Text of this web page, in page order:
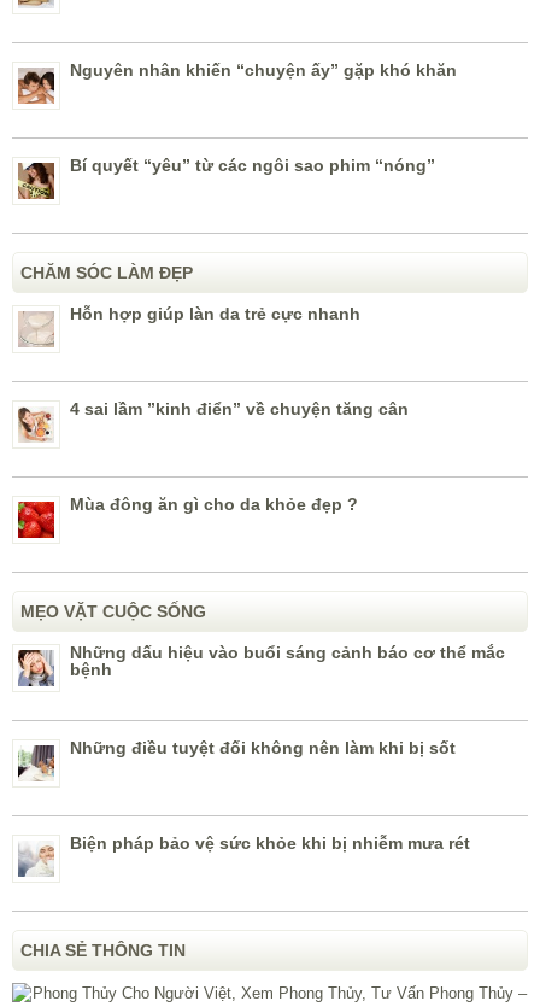
Nguyên nhân khiến “chuyện ấy” gặp khó khăn
Bí quyết “yêu” từ các ngôi sao phim “nóng”
CHĂM SÓC LÀM ĐẸP
Hỗn hợp giúp làn da trẻ cực nhanh
4 sai lầm ”kinh điển” về chuyện tăng cân
Mùa đông ăn gì cho da khỏe đẹp ?
MẸO VẶT CUỘC SỐNG
Những dấu hiệu vào buổi sáng cảnh báo cơ thể mắc
bệnh
Những điều tuyệt đối không nên làm khi bị sốt
Biện pháp bảo vệ sức khỏe khi bị nhiễm mưa rét
CHIA SẺ THÔNG TIN